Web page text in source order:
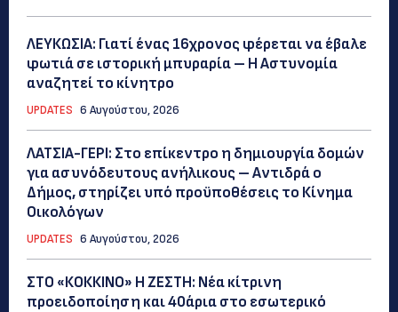
ΛΕΥΚΩΣΙΑ: Γιατί ένας 16χρονος φέρεται να έβαλε
φωτιά σε ιστορική μπυραρία – Η Αστυνομία
αναζητεί το κίνητρο
UPDATES 6 Αυγούστου, 2026
ΛΑΤΣΙΑ-ΓΕΡΙ: Στο επίκεντρο η δημιουργία δομών
για ασυνόδευτους ανήλικους – Αντιδρά ο
Δήμος, στηρίζει υπό προϋποθέσεις το Κίνημα
Οικολόγων
UPDATES 6 Αυγούστου, 2026
ΣΤΟ «ΚΟΚΚΙΝΟ» Η ΖΕΣΤΗ: Νέα κίτρινη
προειδοποίηση και 40άρια στο εσωτερικό